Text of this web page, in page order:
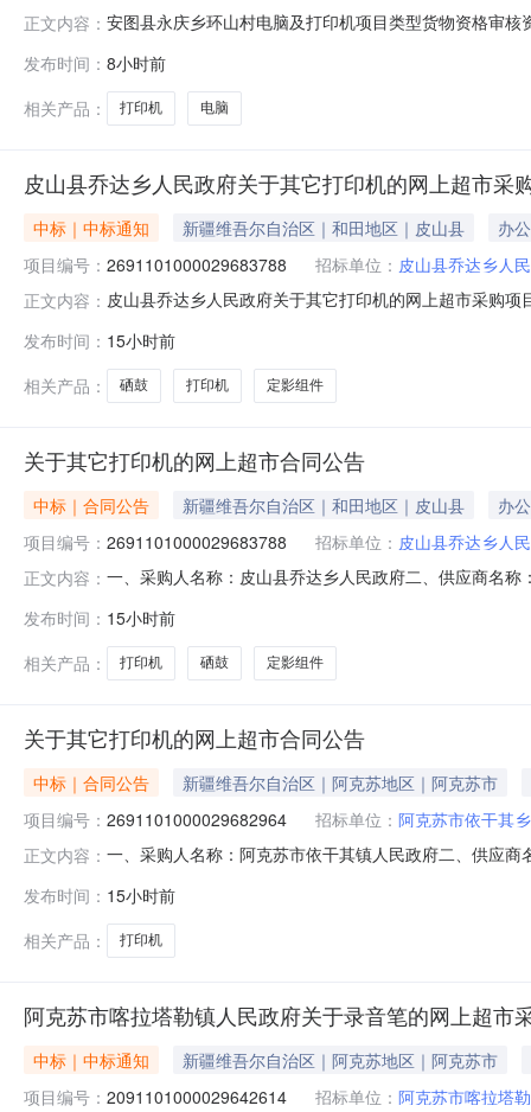
正文内容： 安图县永庆乡环山村电脑及打印机项目类型货物资格审
托，根据《吉林省农村产权交易市场农村集体经济组织
发布时间： 8小时前
相关产品：
打印机 电脑
皮山县乔达乡人民政府关于其它打印机的网上超市采
中标｜中标通知 新疆维吾尔自治区｜和田地区｜皮山县
办
项目编号： 2691101000029683788 招标单位： 皮山县乔达乡人
正文内容： 皮山县乔达乡人民政府关于其它打印机的网上超市采购
政区划编码:653223项目所在行政区划名称:新疆维吾尔
发布时间： 15小时前
相关产品：
硒鼓 打印机 定影组件
关于其它打印机的网上超市合同公告
中标｜合同公告 新疆维吾尔自治区｜和田地区｜皮山县
办
项目编号： 2691101000029683788 招标单位： 皮山县乔达乡人
正文内容： 一、采购人名称：皮山县乔达乡人民政府二、供应商名
1.003803802惠普定影组件定影灯管惠普/HP定影组件
发布时间： 15小时前
相关产品：
打印机 硒鼓 定影组件
关于其它打印机的网上超市合同公告
中标｜合同公告
新疆维吾尔自治区｜阿克苏地区｜阿克苏市
项目编号： 2691101000029682964 招标单位： 阿克苏市依干其
正文内容： 一、采购人名称：阿克苏市依干其镇人民政府二、供应
复印机立思辰/LANXUMGM8125dn台1.001200012000
发布时间： 15小时前
相关产品：
打印机
阿克苏市喀拉塔勒镇人民政府关于录音笔的网上超市
中标｜中标通知
新疆维吾尔自治区｜阿克苏地区｜阿克苏市
项目编号： 2091101000029642614 招标单位： 阿克苏市喀拉塔